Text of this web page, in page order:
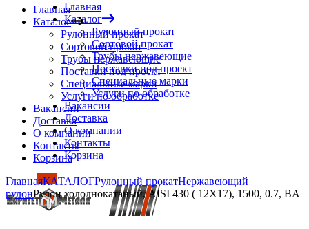
Главная
Каталог
Рулонный прокат
Сортовой прокат
Трубы нержавеющие
Поставки под проект
Специальные марки
Услуги по обработке
Вакансии
Доставка
О компании
Контакты
Корзина
Главная
Каталог
Рулонный прокат
Сортовой прокат
Трубы нержавеющие
Поставки под проект
Специальные марки
Услуги по обработке
Вакансии
Доставка
О компании
Контакты
Корзина
ГлавнаяКАТАЛОГРулонный прокатНержавеющий
рулонРулон холоднокатаный, AISI 430 ( 12Х17), 1500, 0.7, BA